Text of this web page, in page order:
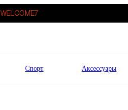
WELCOME7
Спорт Аксессуары